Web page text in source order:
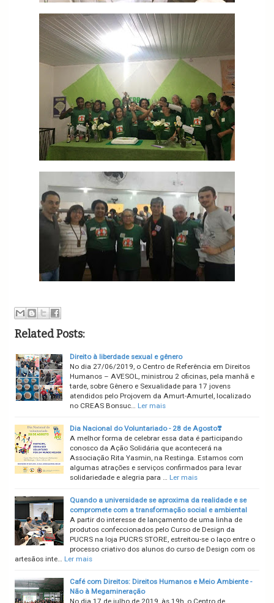
Related Posts:
Direito à liberdade sexual e gênero
No dia 27/06/2019, o Centro de Referência em Direitos
Humanos – AVESOL, ministrou 2 oficinas, pela manhã e
tarde, sobre Gênero e Sexualidade para 17 jovens
atendidos pelo Projovem da Amurt-Amurtel, localizado
no CREAS Bonsuc… Ler mais
Dia Nacional do Voluntariado - 28 de Agosto❣️
A melhor forma de celebrar essa data é participando
conosco da Ação Solidária que acontecerá na
Associação Rita Yasmin, na Restinga. Estamos com
algumas atrações e serviços confirmados para levar
solidariedade e alegria para … Ler mais
Quando a universidade se aproxima da realidade e se
compromete com a transformação social e ambiental
A partir do interesse de lançamento de uma linha de
produtos confeccionados pelo Curso de Design da
PUCRS na loja PUCRS STORE, estreitou-se o laço entre o
processo criativo dos alunos do curso de Design com os
artesãos inte… Ler mais
Café com Direitos: Direitos Humanos e Meio Ambiente -
Não à Megamineração